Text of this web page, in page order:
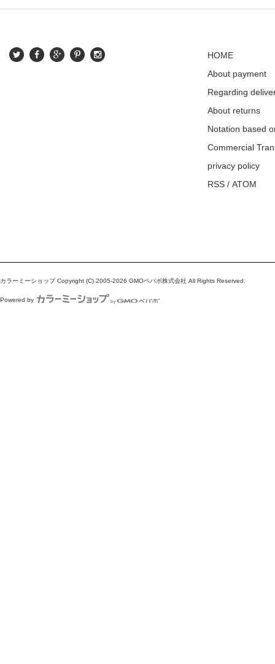
HOME
About payment
Regarding
About returns
Notation based
Commercial
privacy policy
RSS / ATOM
カラーミーショップCopyright (C) 2005-2026 GMOペパボ株式会社 All Rights Reserved.
Powered by